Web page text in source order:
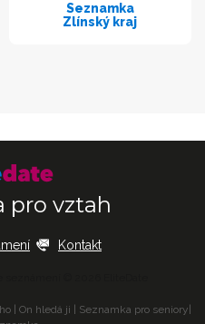
Seznamka
Zlínský kraj
pro vztah
Kontakt
| On hledá ji Seznamka pro seniory